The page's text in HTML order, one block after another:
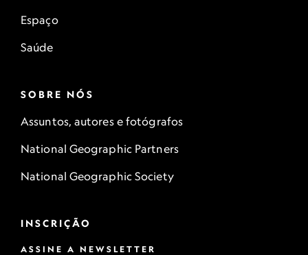
Espaço
Saúde
SOBRE NÓS
Assuntos, autores e fotógrafos
National Geographic Partners
National Geographic Society
INSCRIÇÃO
ASSINE A NEWSLETTER